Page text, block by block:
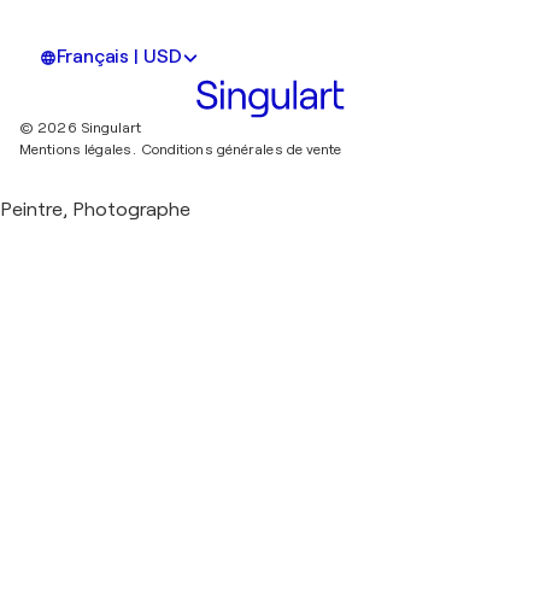
Français | USD
© 2026 Singulart
Mentions légales. Conditions générales de vente
Peintre, Photographe